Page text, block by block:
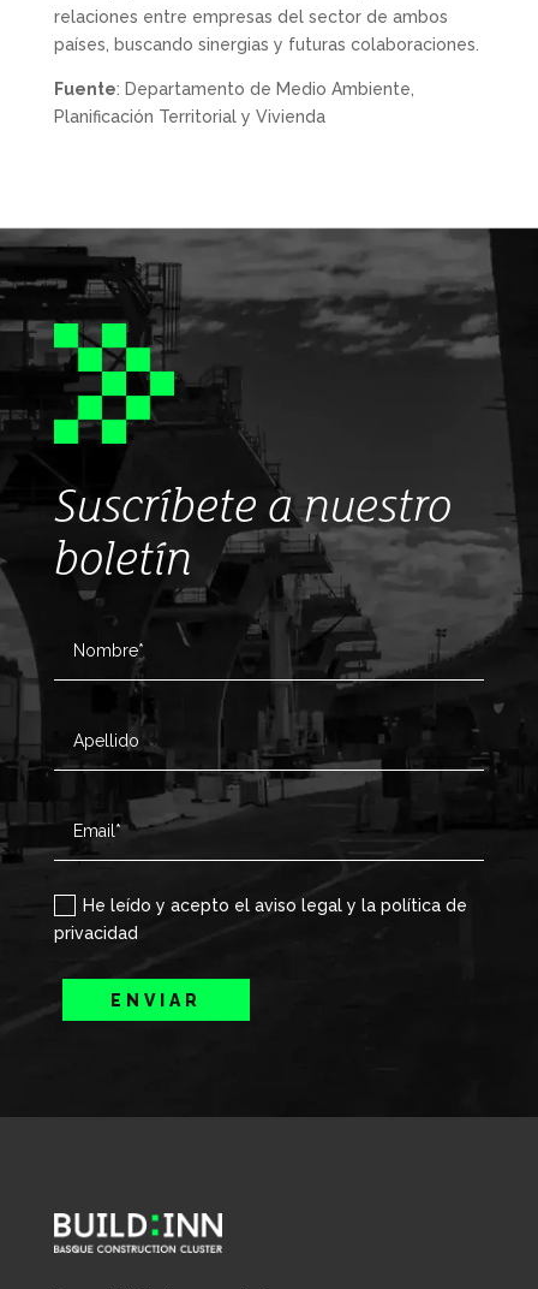
relaciones entre empresas del sector de ambos
países, buscando sinergias y futuras colaboraciones.
Fuente: Departamento de Medio Ambiente,
Planificación Territorial y Vivienda
Suscríbete a nuestro
boletín
He leído y acepto el aviso legal y la política de
privacidad
ENVIAR